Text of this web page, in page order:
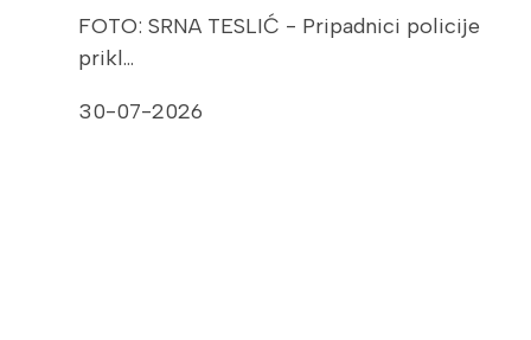
FOTO: SRNA TESLIĆ - Pripadnici policije
prikl…
30-07-2026